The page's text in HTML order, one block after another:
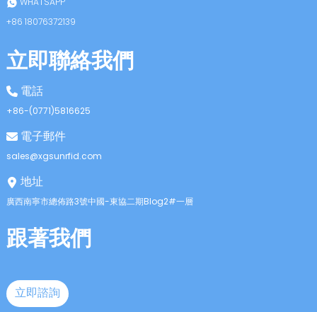
+86 18076372139
立即聯絡我們
電話
+86-(0771)5816625
電子郵件
sales@xgsunrfid.com
地址
廣西南寧市總佈路3號中國-東協二期Blog2#一層
跟著我們
立即諮詢